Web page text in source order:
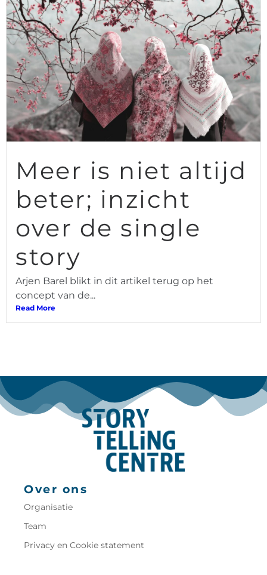
Meer is niet altijd
beter; inzicht
over de single
story
Arjen Barel blikt in dit artikel terug op het
concept van de...
Read More
Over ons
Organisatie
Team
Privacy en Cookie statement